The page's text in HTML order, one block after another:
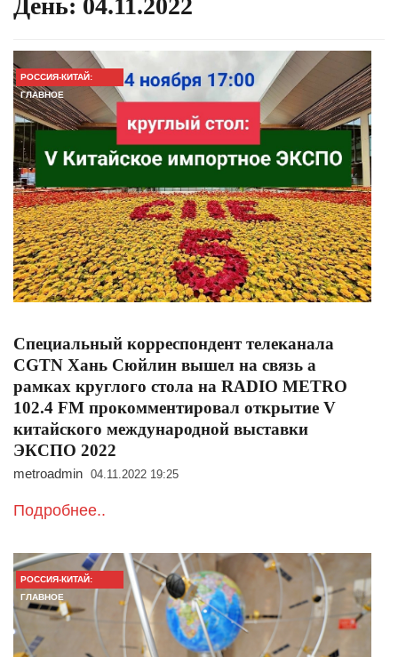
День: 04.11.2022
РОССИЯ-КИТАЙ:
ГЛАВНОЕ
Cпециальный корреспондент телеканала
CGTN Хань Сюйлин вышел на связь а
рамках круглого стола на RADIO METRO
102.4 FM прокомментировал открытие V
китайского международной выставки
ЭКСПО 2022
metroadmin 04.11.2022 19:25
Подробнее..
РОССИЯ-КИТАЙ:
ГЛАВНОЕ